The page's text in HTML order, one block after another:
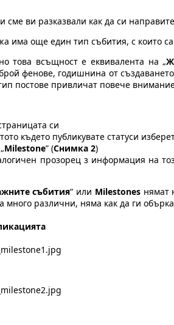
сме ви разказвали как да си направите
има още един тип събития, с които
това всъщност е еквивалента на „
фенове, годишнина от
постове привличат повече
си
където публикувате статуси
Milestone” (Снимка 2)
прозорец з информация на
събития“ или Milestonesнямат
много различни, няма как да ги